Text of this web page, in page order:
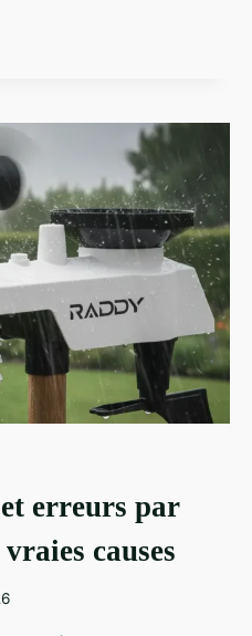
erreurs par
causes